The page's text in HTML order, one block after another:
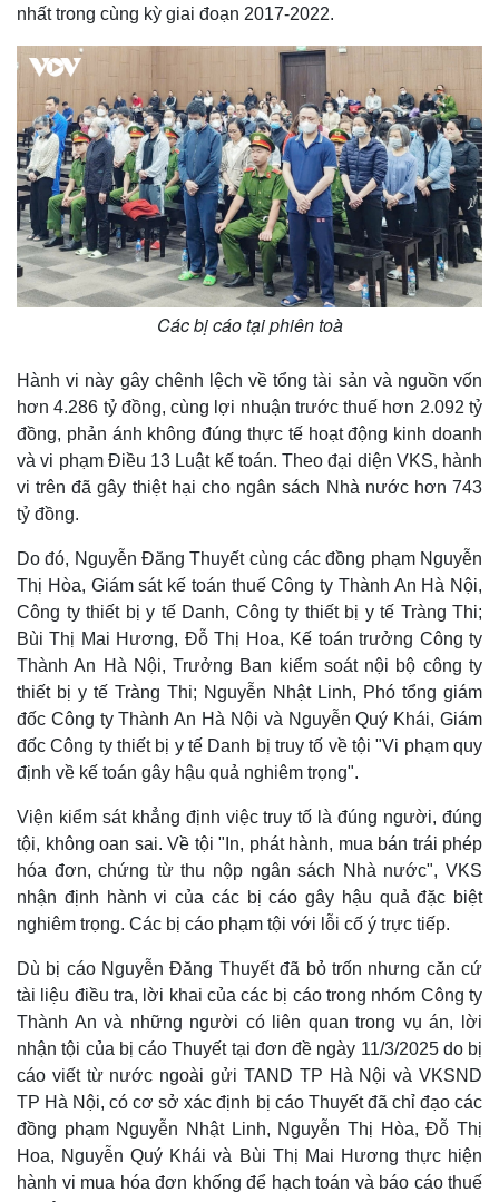
Thế giới
Quan sát
Cuộc sống đó đây
Hồ sơ
Multimedia
Video
Ảnh
E-Magazine
Kinh tế
Thị trường
nhất trong cùng kỳ giai đoạn 2017-2022.
Các bị cáo tại phiên toà
Hành vi này gây chênh lệch về tổng tài sản và nguồn vốn
hơn 4.286 tỷ đồng, cùng lợi nhuận trước thuế hơn 2.092 tỷ
đồng, phản ánh không đúng thực tế hoạt động kinh doanh
và vi phạm Điều 13 Luật kế toán. Theo đại diện VKS, hành
vi trên đã gây thiệt hại cho ngân sách Nhà nước hơn 743
tỷ đồng.
Do đó, Nguyễn Đăng Thuyết cùng các đồng phạm Nguyễn
Thị Hòa, Giám sát kế toán thuế Công ty Thành An Hà Nội,
Công ty thiết bị y tế Danh, Công ty thiết bị y tế Tràng Thi;
Bùi Thị Mai Hương, Đỗ Thị Hoa, Kế toán trưởng Công ty
Thành An Hà Nội, Trưởng Ban kiểm soát nội bộ công ty
thiết bị y tế Tràng Thi; Nguyễn Nhật Linh, Phó tổng giám
đốc Công ty Thành An Hà Nội và Nguyễn Quý Khái, Giám
đốc Công ty thiết bị y tế Danh bị truy tố về tội "Vi phạm quy
định về kế toán gây hậu quả nghiêm trọng".
Viện kiểm sát khẳng định việc truy tố là đúng người, đúng
tội, không oan sai. Về tội "In, phát hành, mua bán trái phép
hóa đơn, chứng từ thu nộp ngân sách Nhà nước", VKS
nhận định hành vi của các bị cáo gây hậu quả đặc biệt
nghiêm trọng. Các bị cáo phạm tội với lỗi cố ý trực tiếp.
Dù bị cáo Nguyễn Đăng Thuyết đã bỏ trốn nhưng căn cứ
tài liệu điều tra, lời khai của các bị cáo trong nhóm Công ty
Thành An và những người có liên quan trong vụ án, lời
nhận tội của bị cáo Thuyết tại đơn đề ngày 11/3/2025 do bị
cáo viết từ nước ngoài gửi TAND TP Hà Nội và VKSND
TP Hà Nội, có cơ sở xác định bị cáo Thuyết đã chỉ đạo các
đồng phạm Nguyễn Nhật Linh, Nguyễn Thị Hòa, Đỗ Thị
Hoa, Nguyễn Quý Khái và Bùi Thị Mai Hương thực hiện
hành vi mua hóa đơn khống để hạch toán và báo cáo thuế